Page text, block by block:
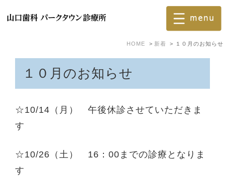
HOME 新着 １０月のお知らせ
１０月のお知らせ
☆10/14（月） 午後休診させていただきま
す
☆10/26（土） 16：00までの診療となりま
す